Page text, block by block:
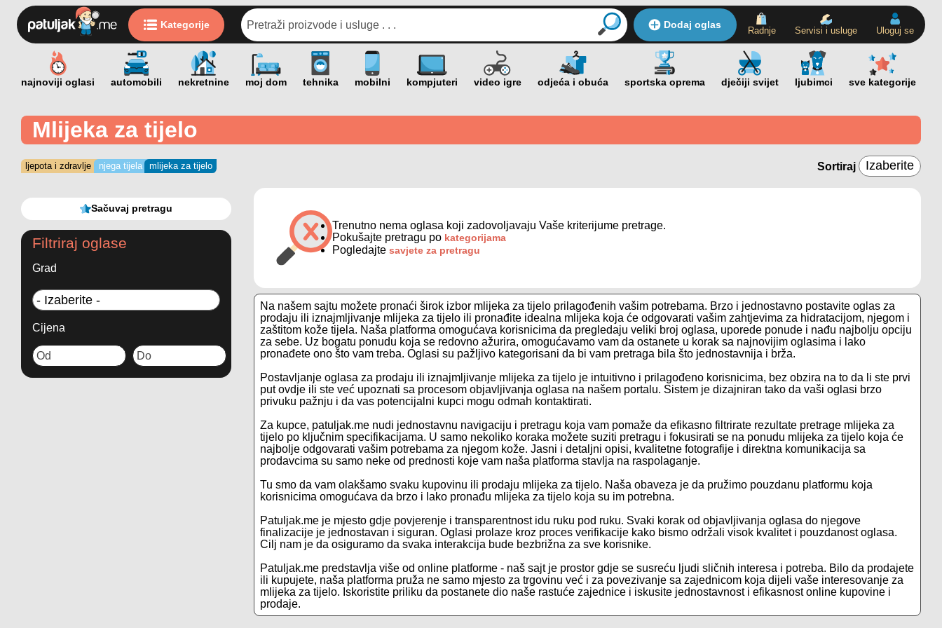
Kategorije Dodaj oglas
Radnje Servisi i usluge Uloguj se
Mlijeka za tijelo
ljepota i zdravlje njega tijela mlijeka za tijelo Sortiraj
Sačuvaj pretragu
Filtriraj oglase
Grad
Cijena
Trenutno nema oglasa koji zadovoljavaju Vaše kriterijume pretrage.
Pokušajte pretragu po kategorijama
Pogledajte savjete za pretragu
Na našem sajtu možete pronaći širok izbor mlijeka za tijelo prilagođenih vašim potrebama. Brzo i jednostavno postavite oglas za
prodaju ili iznajmljivanje mlijeka za tijelo ili pronađite idealna mlijeka koja će odgovarati vašim zahtjevima za hidratacijom, njegom i
zaštitom kože tijela. Naša platforma omogućava korisnicima da pregledaju veliki broj oglasa, uporede ponude i nađu najbolju opciju
za sebe. Uz bogatu ponudu koja se redovno ažurira, omogućavamo vam da ostanete u korak sa najnovijim oglasima i lako
pronađete ono što vam treba. Oglasi su pažljivo kategorisani da bi vam pretraga bila što jednostavnija i brža.
Postavljanje oglasa za prodaju ili iznajmljivanje mlijeka za tijelo je intuitivno i prilagođeno korisnicima, bez obzira na to da li ste prvi
put ovdje ili ste već upoznati sa procesom objavljivanja oglasa na našem portalu. Sistem je dizajniran tako da vaši oglasi brzo
privuku pažnju i da vas potencijalni kupci mogu odmah kontaktirati.
Za kupce, patuljak.me nudi jednostavnu navigaciju i pretragu koja vam pomaže da efikasno filtrirate rezultate pretrage mlijeka za
tijelo po ključnim specifikacijama. U samo nekoliko koraka možete suziti pretragu i fokusirati se na ponudu mlijeka za tijelo koja će
najbolje odgovarati vašim potrebama za njegom kože. Jasni i detaljni opisi, kvalitetne fotografije i direktna komunikacija sa
prodavcima su samo neke od prednosti koje vam naša platforma stavlja na raspolaganje.
Tu smo da vam olakšamo svaku kupovinu ili prodaju mlijeka za tijelo. Naša obaveza je da pružimo pouzdanu platformu koja
korisnicima omogućava da brzo i lako pronađu mlijeka za tijelo koja su im potrebna.
Patuljak.me je mjesto gdje povjerenje i transparentnost idu ruku pod ruku. Svaki korak od objavljivanja oglasa do njegove
finalizacije je jednostavan i siguran. Oglasi prolaze kroz proces verifikacije kako bismo održali visok kvalitet i pouzdanost oglasa.
Cilj nam je da osiguramo da svaka interakcija bude bezbrižna za sve korisnike.
Patuljak.me predstavlja više od online platforme - naš sajt je prostor gdje se susreću ljudi sličnih interesa i potreba. Bilo da prodajete
ili kupujete, naša platforma pruža ne samo mjesto za trgovinu već i za povezivanje sa zajednicom koja dijeli vaše interesovanje za
mlijeka za tijelo. Iskoristite priliku da postanete dio naše rastuće zajednice i iskusite jednostavnost i efikasnost online kupovine i
prodaje.